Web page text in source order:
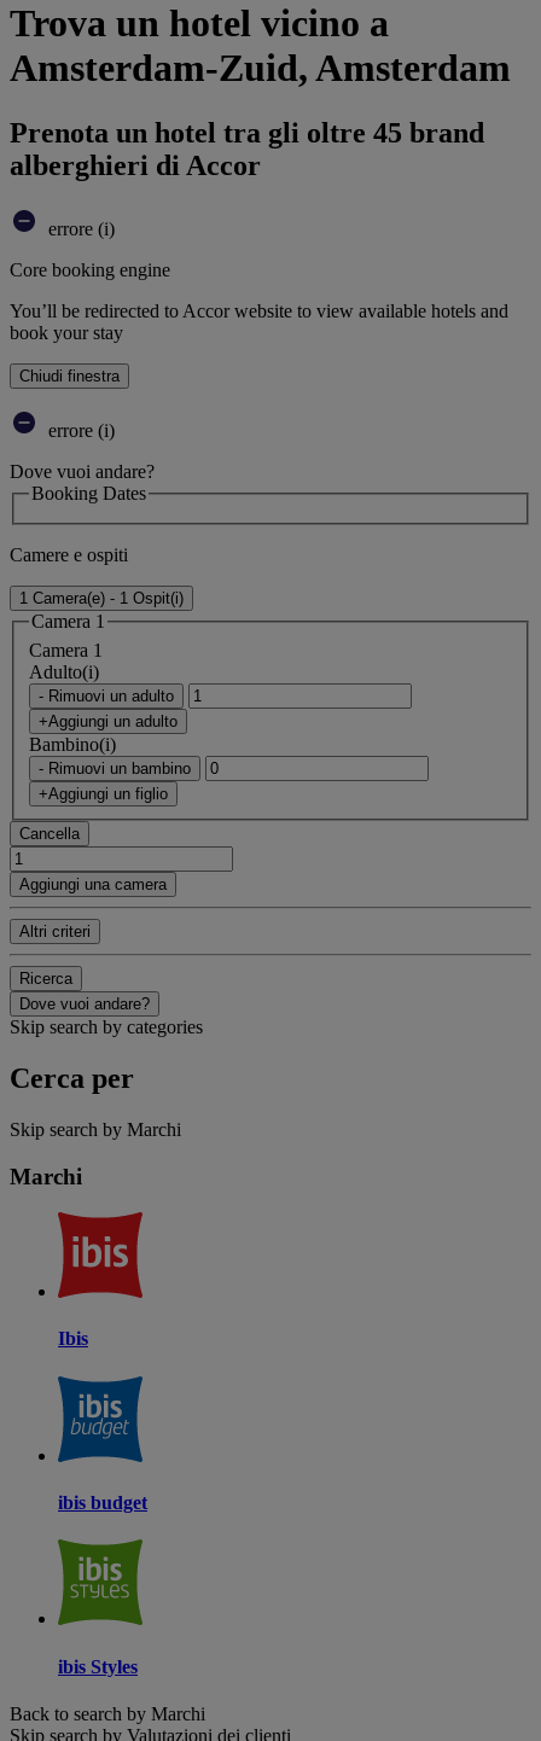
Trova un hotel vicino a
Amsterdam-Zuid, Amsterdam
Prenota un hotel tra gli oltre 45 brand
alberghieri di Accor
errore (i)
Core booking engine
You’ll be redirected to Accor website to view available hotels and
book your stay
Chiudi finestra
errore (i)
Dove vuoi andare?
Booking Dates
Camere e ospiti
1 Camera(e) - 1 Ospit(i)
Camera 1
Camera 1
Adulto(i)
- Rimuovi un adulto
+Aggiungi un adulto
Bambino(i)
- Rimuovi un bambino
+Aggiungi un figlio
Cancella
Aggiungi una camera
Altri criteri
Ricerca
Dove vuoi andare?
Skip search by categories
Cerca per
Skip search by Marchi
Marchi
Ibis
ibis budget
ibis Styles
Back to search by Marchi
Skip search by Valutazioni dei clienti